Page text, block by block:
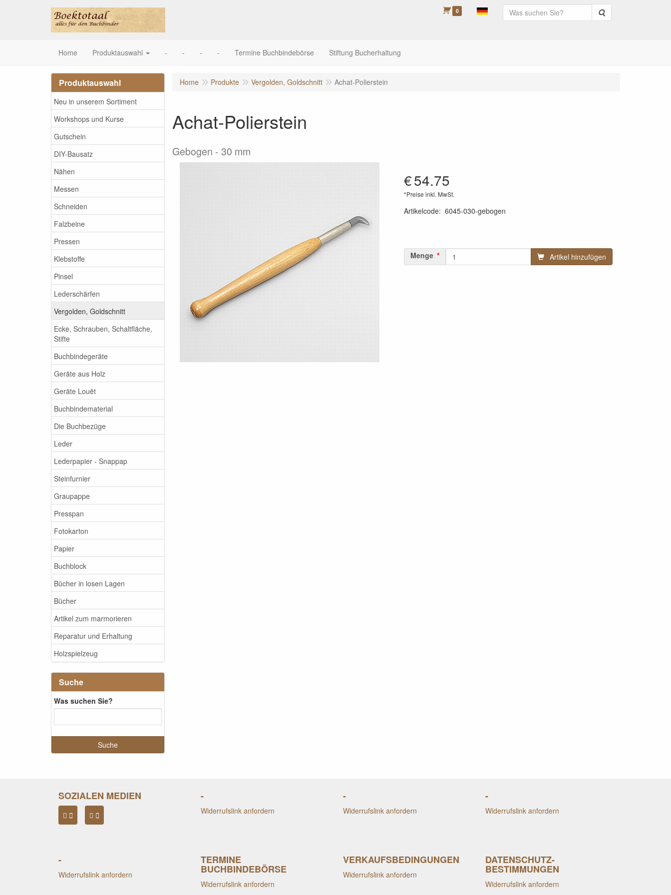
0 Suche
Home Produktauswahl - - - - Termine Buchbindebörse Stiftung Bucherhaltung
Produktauswahl
Neu in unserem Sortiment
Workshops und Kurse
Gutschein
DIY-Bausatz
Nähen
Messen
Schneiden
Falzbeine
Pressen
Klebstoffe
Pinsel
Lederschärfen
Vergolden, Goldschnitt
Ecke, Schrauben, Schaltfläche,
Stifte
Buchbindegeräte
Geräte aus Holz
Geräte Louët
Buchbindematerial
Die Buchbezüge
Leder
Lederpapier - Snappap
Steinfurnier
Graupappe
Presspan
Fotokarton
Papier
Buchblock
Bücher in losen Lagen
Bücher
Artikel zum marmorieren
Reparatur und Erhaltung
Holzspielzeug
Suche
Was suchen Sie?
Home Produkte Vergolden, Goldschnitt Achat-Polierstein
Achat-Polierstein
Gebogen - 30 mm
€54.75
*Preise inkl. MwSt.
Artikelcode: 6045-030-gebogen
Menge Artikel hinzufügen
SOZIALEN MEDIEN -
Widerrufslink anfordern
-
Widerrufslink anfordern
-
Widerrufslink anfordern
-
Widerrufslink anfordern
TERMINE
BUCHBINDEBÖRSE
Widerrufslink anfordern
VERKAUFSBEDINGUNGEN
Widerrufslink anfordern
DATENSCHUTZ-
BESTIMMUNGEN
Widerrufslink anfordern